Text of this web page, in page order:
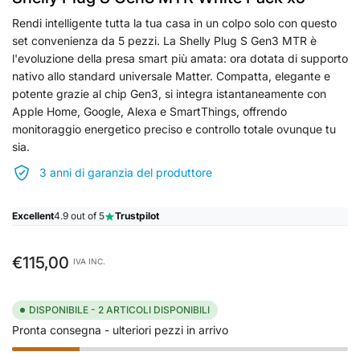
Rendi intelligente tutta la tua casa in un colpo solo con questo
set convenienza da 5 pezzi. La Shelly Plug S Gen3 MTR è
l'evoluzione della presa smart più amata: ora dotata di supporto
nativo allo standard universale Matter. Compatta, elegante e
potente grazie al chip Gen3, si integra istantaneamente con
Apple Home, Google, Alexa e SmartThings, offrendo
monitoraggio energetico preciso e controllo totale ovunque tu
sia.
3 anni di garanzia del produttore
Excellent4.9 out of 5 Trustpilot
Prezzo
standard
€115,00 IVA INC.
DISPONIBILE - 2 ARTICOLI DISPONIBILI
Pronta consegna - ulteriori pezzi in arrivo